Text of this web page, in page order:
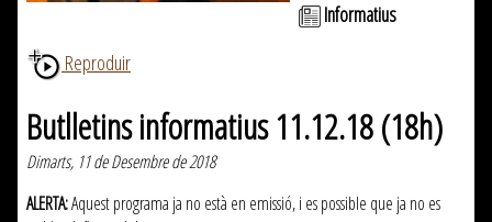
Informatius
Reproduir
Butlletins informatius 11.12.18 (18h)
Dimarts, 11 de Desembre de 2018
ALERTA:Aquest programa ja no està en emissió, i es possible que ja no es